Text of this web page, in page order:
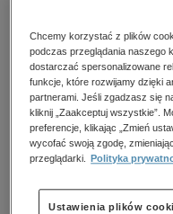
Kategorie
Zobacz wszystkie E-
budownictwo,
biznesowe,
dzienniki
Strona główna
Katarzyna
Sortowanie
Chcemy korzystać z plików
podczas przeglądania naszego
dostarczać spersonalizowane
funkcje, które rozwijamy dzięki
partnerami. Jeśli zgadzasz się
kliknij „Zaakceptuj wszystkie”.
preferencje, klikając „Zmień
wycofać swoją zgodę,
przeglądarki.
Polityka
Ustawienia plików